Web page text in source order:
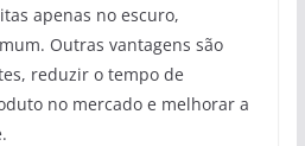
apenas no escuro,
Outras vantagens são
reduzir o tempo de
no mercado e melhorar a